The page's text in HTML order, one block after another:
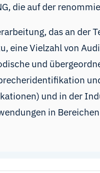
die auf der
das an der
eine Vielzahl von
und
) und in der
in